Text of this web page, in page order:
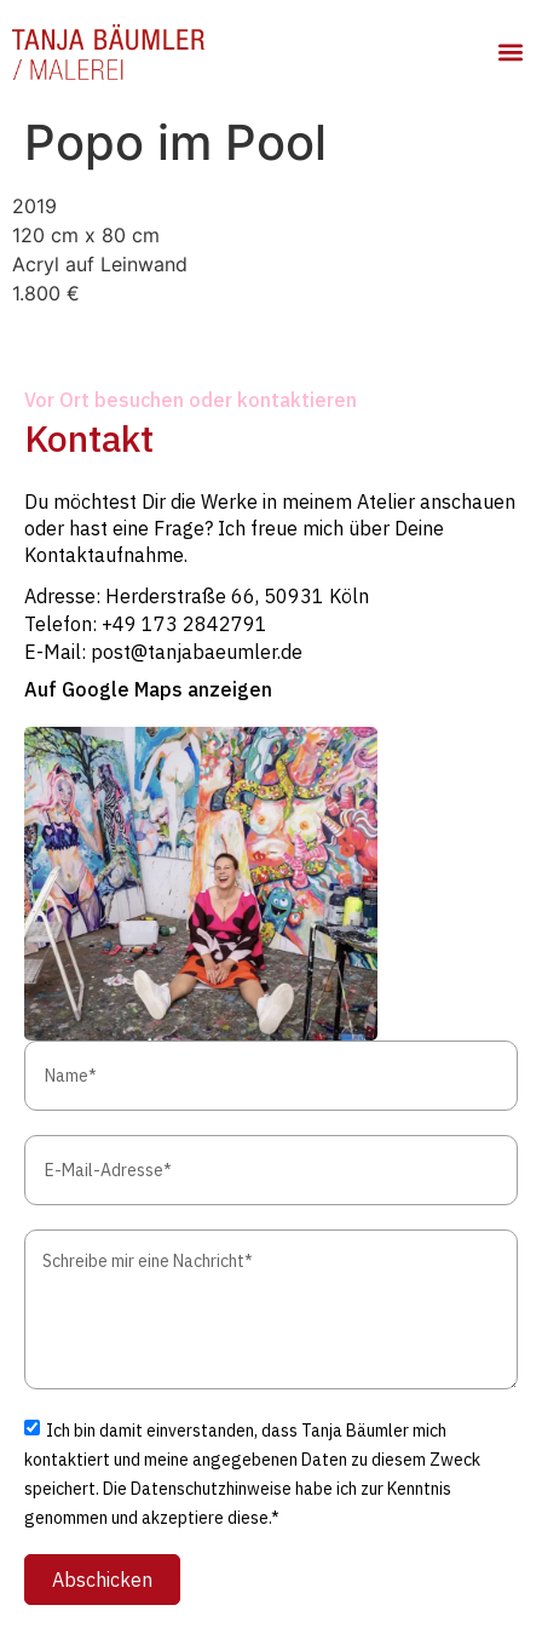
Popo im Pool
2019
120 cm x 80 cm
Acryl auf Leinwand
1.800 €
Vor Ort besuchen oder kontaktieren
Kontakt
Du möchtest Dir die Werke in meinem Atelier anschauen
oder hast eine Frage? Ich freue mich über Deine
Kontaktaufnahme.
Adresse: Herderstraße 66, 50931 Köln
Telefon: +49 173 2842791
E-Mail: post@tanjabaeumler.de
Auf Google Maps anzeigen
Ich bin damit einverstanden, dass Tanja Bäumler mich
kontaktiert und meine angegebenen Daten zu diesem Zweck
speichert. Die Datenschutzhinweise habe ich zur Kenntnis
genommen und akzeptiere diese.*
Abschicken